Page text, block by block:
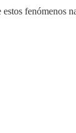
fenómenos